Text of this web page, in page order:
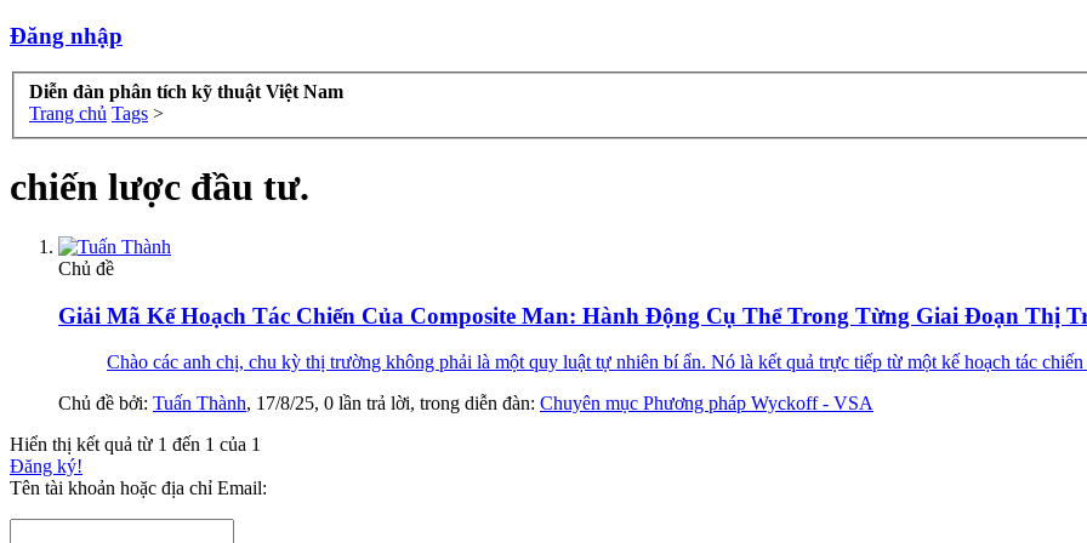
Đăng nhập
Diễn đàn phân tích kỹ thuật Việt Nam
Trang chủ Tags >
chiến lược đầu tư.
Chủ đề
Giải Mã Kế Hoạch Tác Chiến Của Composite Man: Hành Động Cụ Thể Trong Từng Giai Đoạn Thị
Chào các anh chị, chu kỳ thị trường không phải là một quy luật tự nhiên bí ẩn. Nó là kết quả trực tiếp từ một kế hoạch tác
Chủ đề bởi: Tuấn Thành, 17/8/25, 0 lần trả lời, trong diễn đàn: Chuyên mục Phương pháp Wyckoff - VSA
Hiển thị kết quả từ 1 đến 1 của 1
Đăng ký!
Tên tài khoản hoặc địa chỉ Email: